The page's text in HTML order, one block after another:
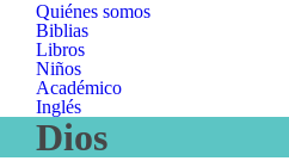
Quiénes somos
Biblias
Libros
Niños
Académico
Inglés
Dios